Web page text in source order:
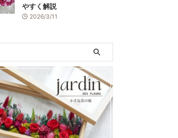
やすく解説
2026/3/11